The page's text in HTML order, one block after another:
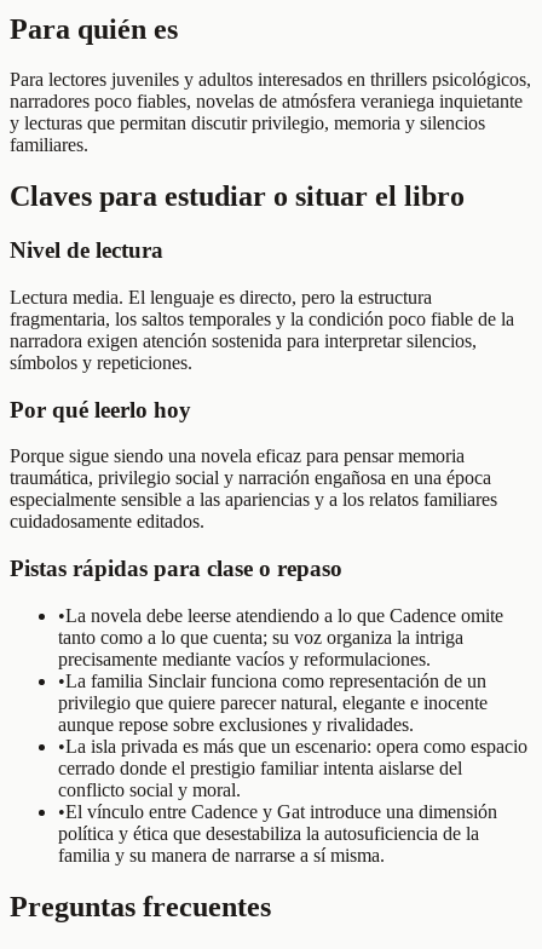
Para quién es
Para lectores juveniles y adultos interesados en thrillers psicológicos,
narradores poco fiables, novelas de atmósfera veraniega inquietante
y lecturas que permitan discutir privilegio, memoria y silencios
familiares.
Claves para estudiar o situar el libro
Nivel de lectura
Lectura media. El lenguaje es directo, pero la estructura
fragmentaria, los saltos temporales y la condición poco fiable de la
narradora exigen atención sostenida para interpretar silencios,
símbolos y repeticiones.
Por qué leerlo hoy
Porque sigue siendo una novela eficaz para pensar memoria
traumática, privilegio social y narración engañosa en una época
especialmente sensible a las apariencias y a los relatos familiares
cuidadosamente editados.
Pistas rápidas para clase o repaso
•La novela debe leerse atendiendo a lo que Cadence omite
tanto como a lo que cuenta; su voz organiza la intriga
precisamente mediante vacíos y reformulaciones.
•La familia Sinclair funciona como representación de un
privilegio que quiere parecer natural, elegante e inocente
aunque repose sobre exclusiones y rivalidades.
•La isla privada es más que un escenario: opera como espacio
cerrado donde el prestigio familiar intenta aislarse del
conflicto social y moral.
•El vínculo entre Cadence y Gat introduce una dimensión
política y ética que desestabiliza la autosuficiencia de la
familia y su manera de narrarse a sí misma.
Preguntas frecuentes